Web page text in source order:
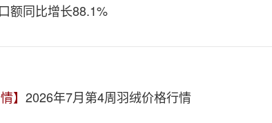
额同比增长88.1%
】 2026年7月第4周羽绒价格行情